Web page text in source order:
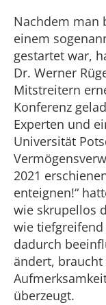
Nachdem man
einem
gestartet war,
Dr. Werner
Mitstreitern
Konferenz
Experten und
Universität
2021
enteignen!“
wie skrupellos
wie
dadurch
ändert,
überzeugt.